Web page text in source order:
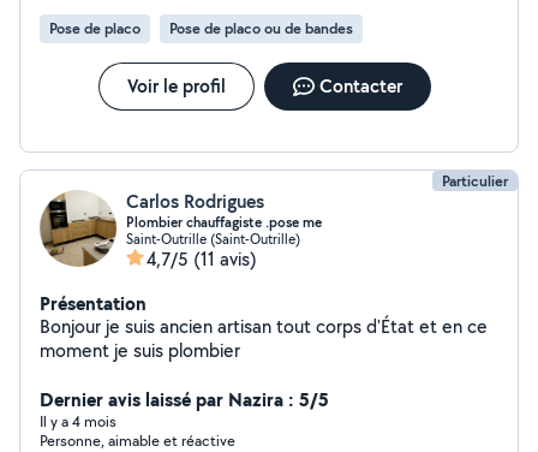
Pose de placo Pose de placo ou de bandes
Voir le profil Contacter
Particulier
Carlos Rodrigues
Plombier chauffagiste .pose me
Saint-Outrille (Saint-Outrille)
4,7/5 (11 avis)
Présentation
Bonjour je suis ancien artisan tout corps d'État et en ce
moment je suis plombier
Dernier avis laissé par Nazira : 5/5
Il y a 4 mois
Personne, aimable et réactive